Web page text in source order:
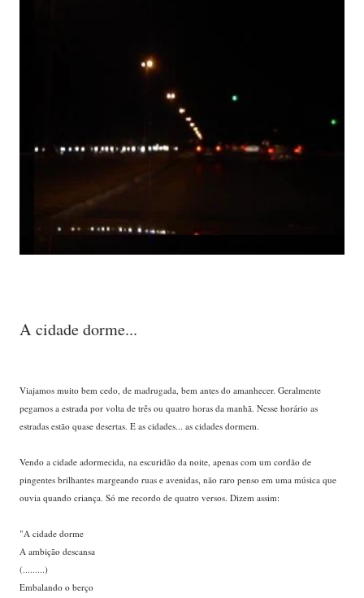
A cidade dorme...
Viajamos muito bem cedo, de madrugada, bem antes do amanhecer. Geralmente
pegamos a estrada por volta de três ou quatro horas da manhã. Nesse horário as
estradas estão quase desertas. E as cidades... as cidades dormem.
Vendo a cidade adormecida, na escuridão da noite, apenas com um cordão de
pingentes brilhantes margeando ruas e avenidas, não raro penso em uma música que
ouvia quando criança. Só me recordo de quatro versos. Dizem assim:
"A cidade dorme
A ambição descansa
(.........)
Embalando o berço